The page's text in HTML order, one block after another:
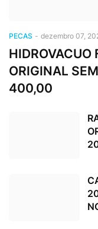
PECAS - dezembro 07,
HIDROVACUO
ORIGINAL
400,00